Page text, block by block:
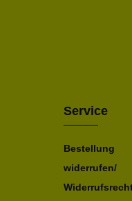
Service
Bestellung
widerrufen/